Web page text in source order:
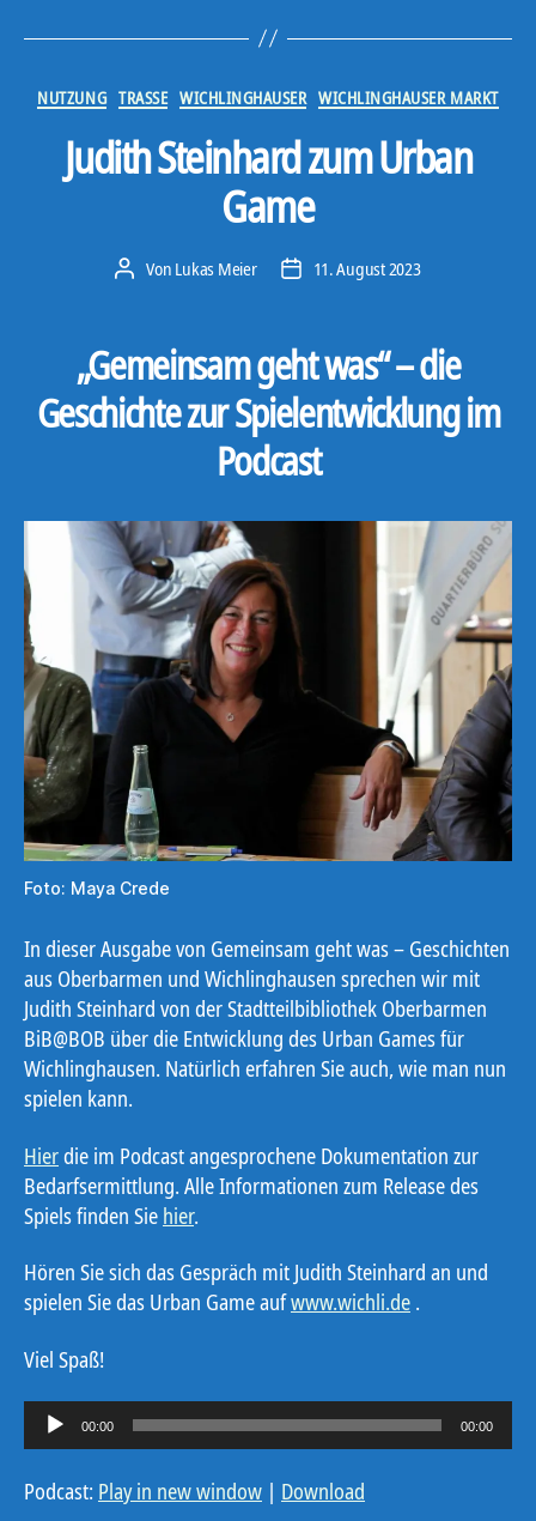
Kategorien
NUTZUNG TRASSE WICHLINGHAUSER WICHLINGHAUSER MARKT
Judith Steinhard zum Urban
Game
Beitragsautor
Von Lukas Meier Veröffentlichungsdatum
11. August 2023
„Gemeinsam geht was“ – die
Geschichte zur Spielentwicklung im
Podcast
Foto: Maya Crede
In dieser Ausgabe von Gemeinsam geht was – Geschichten
aus Oberbarmen und Wichlinghausen sprechen wir mit
Judith Steinhard von der Stadtteilbibliothek Oberbarmen
BiB@BOB über die Entwicklung des Urban Games für
Wichlinghausen. Natürlich erfahren Sie auch, wie man nun
spielen kann.
Hierdie im Podcast angesprochene Dokumentation zur
Bedarfsermittlung. Alle Informationen zum Release des
Spiels finden Sie hier.
Hören Sie sich das Gespräch mit Judith Steinhard an und
spielen Sie das Urban Game aufwww.wichli.de .
Viel Spaß!
u
d
00:00 00:00
Podcast: Play in new window | Download